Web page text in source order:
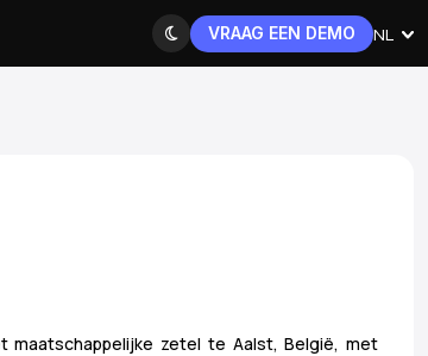
VRAAG EEN DEMO NL
maatschappelijke zetel te Aalst, België, met